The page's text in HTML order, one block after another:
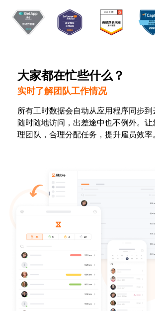
大家都在忙些什么？
实时了解团队工作情况
所有工时数据会自动从应用程序同步
随时随地访问，出差途中也不例外。
理团队，合理分配任务，提升雇员效率。